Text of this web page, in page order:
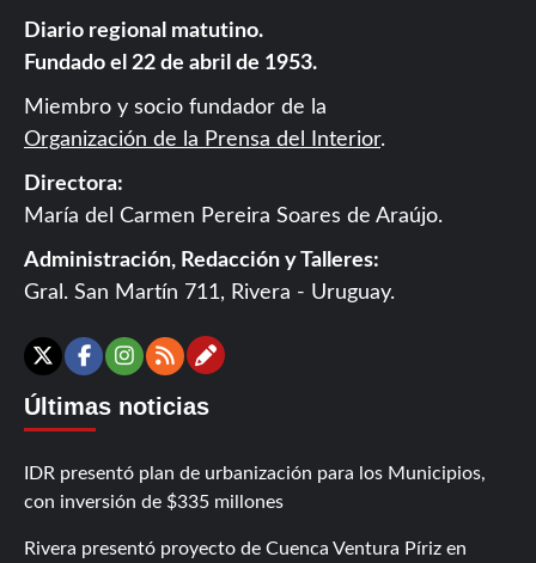
Diario regional matutino.
Fundado el 22 de abril de 1953.
Miembro y socio fundador de la
Organización de la Prensa del Interior.
Directora:
María del Carmen Pereira Soares de Araújo.
Administración, Redacción y Talleres:
Gral. San Martín 711, Rivera - Uruguay.
X Facebook
Instagram
RSSContáctanos
Últimas noticias
IDR presentó plan de urbanización para los Municipios,
con inversión de $335 millones
Rivera presentó proyecto de Cuenca Ventura Píriz en